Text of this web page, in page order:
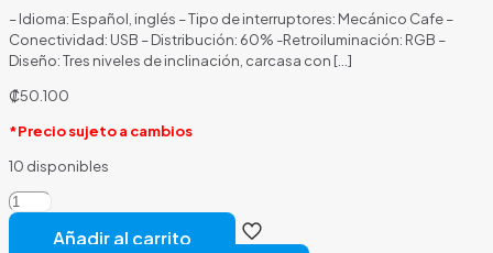
– Idioma: Español, inglés – Tipo de interruptores: Mecánico Cafe –
Conectividad: USB – Distribución: 60% -Retroiluminación: RGB –
Diseño: Tres niveles de inclinación, carcasa con […]
₡50.100
*Precio sujeto a cambios
10 disponibles
TECLADO
GAMING
Añadir al carrito